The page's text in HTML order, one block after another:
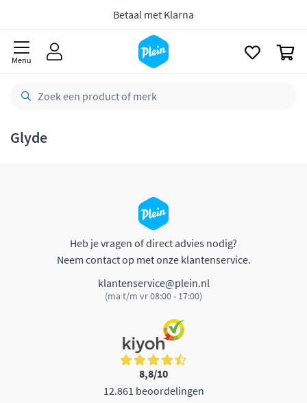
Betaal met Klarna
Menu
Glyde
Heb je vragen of direct advies nodig?
Neem contact op met onze klantenservice.
klantenservice@plein.nl
(ma t/m vr 08:00 - 17:00)
8,8/10
12.861 beoordelingen